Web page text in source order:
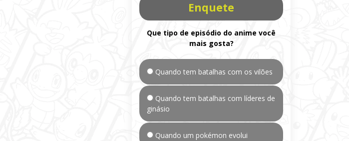
Enquete
Que tipo de episódio do anime você
mais gosta?
Quando tem batalhas com os vilões
Quando tem batalhas com líderes de
ginásio
Quando um pokémon evolui